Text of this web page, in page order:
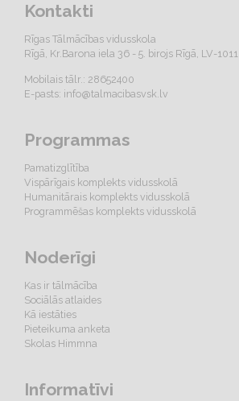
Kontakti
Rīgas Tālmācības vidusskola
Rīgā, Kr.Barona iela 36 - 5. birojs Rīgā, LV-1011
Mobilais tālr.: 28652400
E-pasts: info@talmacibasvsk.lv
Programmas
Pamatizglītība
Vispārīgais komplekts vidusskolā
Humanitārais komplekts vidusskolā
Programmēšas komplekts vidusskolā
Noderīgi
Kas ir tālmācība
Sociālās atlaides
Kā iestāties
Pieteikuma anketa
Skolas Himmna
Informatīvi